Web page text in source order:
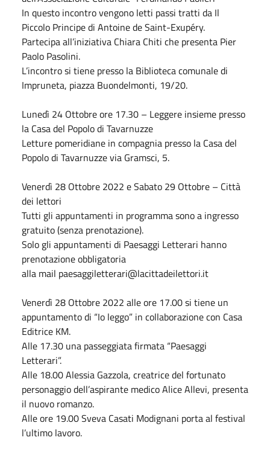
In questo incontro vengono letti passi tratti da Il
Piccolo Principe di Antoine de Saint-Exupéry.
Partecipa all’iniziativa Chiara Chiti che presenta Pier
Paolo Pasolini.
L’incontro si tiene presso la Biblioteca comunale di
Impruneta, piazza Buondelmonti, 19/20.
Lunedì 24 Ottobreore 17.30 – Leggere insieme presso
la Casa del Popolo di Tavarnuzze
Letture pomeridiane in compagnia presso la Casa del
Popolo di Tavarnuzze via Gramsci, 5.
Venerdì 28 Ottobre 2022 eSabato 29 Ottobre – Città
dei lettori
Tutti gli appuntamenti in programma sono a ingresso
gratuito (senza prenotazione).
Solo gli appuntamenti di Paesaggi Letterari hanno
prenotazione obbligatoria
alla mail paesaggiletterari@lacittadeilettori.it
Venerdì 28 Ottobre 2022 alle ore 17.00 si tiene un
appuntamento di “Io leggo” in collaborazione con Casa
Editrice KM.
Alle 17.30 una passeggiata firmata “Paesaggi
Letterari”.
Alle 18.00 Alessia Gazzola, creatrice del fortunato
personaggio dell’aspirante medico Alice Allevi, presenta
il nuovo romanzo.
Alle ore 19.00 Sveva Casati Modignani porta al festival
l’ultimo lavoro.